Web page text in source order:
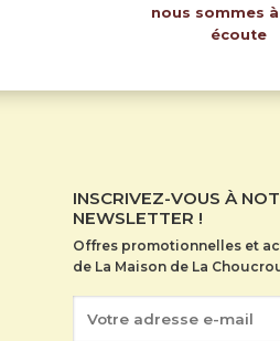
nous sommes
écoute
INSCRIVEZ-VOUS À
NEWSLETTER !
Offres promotionnelles et
de La Maison de La